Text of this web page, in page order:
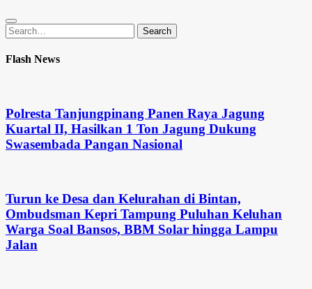
Search
for:
Search
Flash News
Polresta Tanjungpinang Panen Raya Jagung
Kuartal II, Hasilkan 1 Ton Jagung Dukung
Swasembada Pangan Nasional
Turun ke Desa dan Kelurahan di Bintan,
Ombudsman Kepri Tampung Puluhan Keluhan
Warga Soal Bansos, BBM Solar hingga Lampu
Jalan